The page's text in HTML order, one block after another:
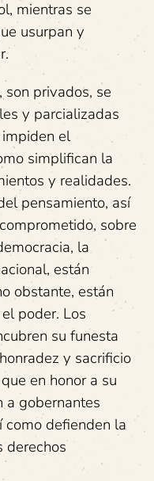
mientras se
usurpan y
son privados, se
y parcializadas
el
simplifican la
y realidades.
pensamiento, así
sobre
la
están
obstante, están
poder. Los
su funesta
y sacrificio
en honor a su
a gobernantes
como defienden la
derechos